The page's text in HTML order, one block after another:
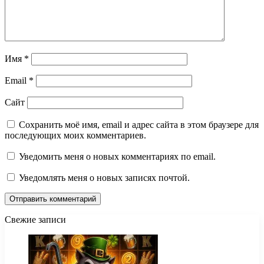
Имя *
Email *
Сайт
Сохранить моё имя, email и адрес сайта в этом браузере для
последующих моих комментариев.
Уведомить меня о новых комментариях по email.
Уведомлять меня о новых записях почтой.
Свежие записи